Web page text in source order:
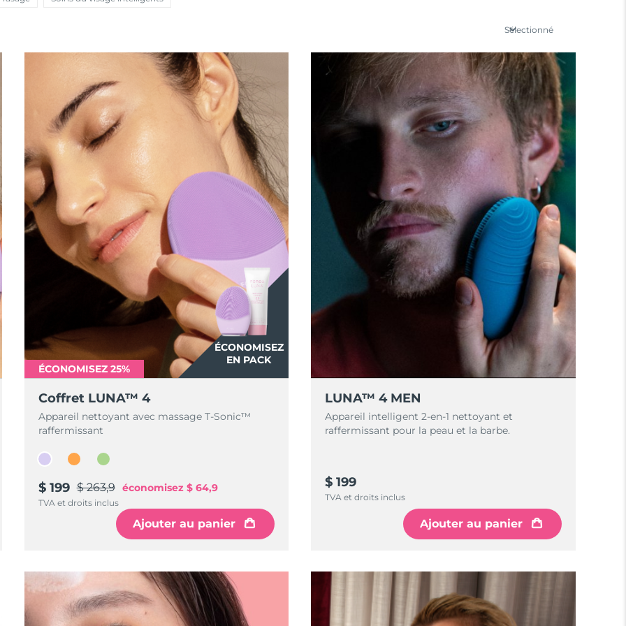
Sélectionné
ÉCONOMISEZ
EN PACK
ÉCONOMISEZ 25%
Coffret LUNA™ 4
Appareil nettoyant avec massage T-Sonic™
raffermissant
$ 199 $ 263,9 économisez $ 64,9
TVA et droits inclus
Ajouter au panier
LUNA™ 4 MEN
Appareil intelligent 2-en-1 nettoyant et
raffermissant pour la peau et la barbe.
$ 199
TVA et droits inclus
Ajouter au panier